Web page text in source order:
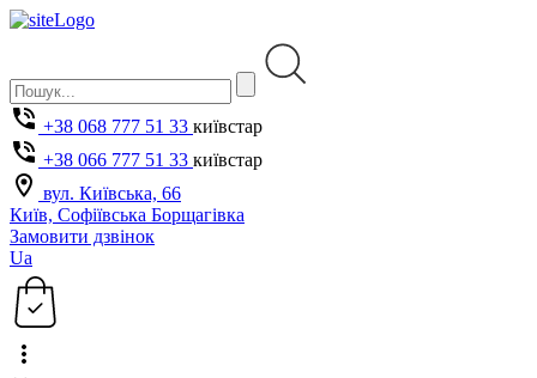
+38 068 777 51 33 київстар
+38 066 777 51 33 київстар
вул. Київська, 66
Київ, Софіївська Борщагівка
Замовити дзвінок
Ua